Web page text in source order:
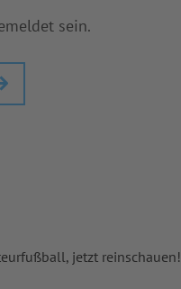
sein.
jetzt reinschauen!